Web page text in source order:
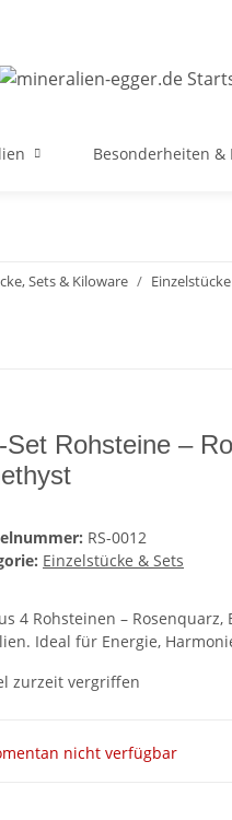
Besonderheiten &
Sets & Kiloware
Set Rohsteine –
RS-0012
Einzelstücke & Sets
4 Rohsteinen –
Ideal für Energie,
zurzeit vergriffen
nicht verfügbar